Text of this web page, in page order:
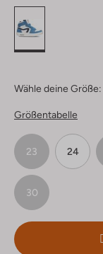
Wähle deine Größe:
Größentabelle
23 24
30